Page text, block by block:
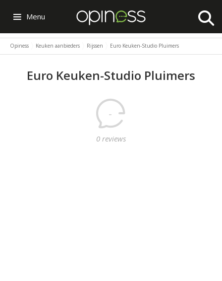
Menu
Opiness Keuken aanbieders Rijssen Euro Keuken-Studio Pluimers
Euro Keuken-Studio Pluimers
-
0 reviews